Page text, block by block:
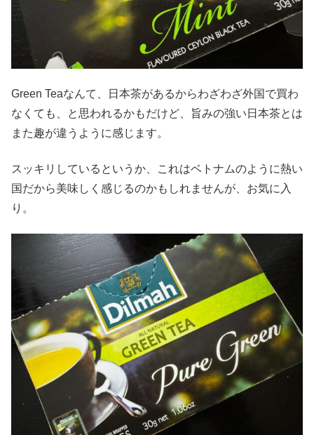
Green Teaなんて、日本茶があるからわざわざ外国で買わ
なくても、と思われるかもだけど、旨みの強い日本茶とは
また趣が違うように感じます。
スッキリしているというか、これはベトナムのように熱い
国だから美味しく感じるのかもしれませんが、お気に入
り。